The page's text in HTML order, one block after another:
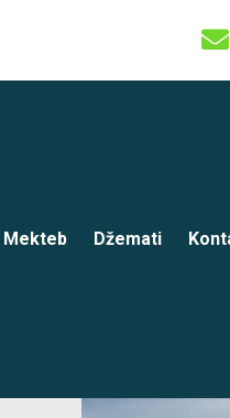
Mekteb Džemati